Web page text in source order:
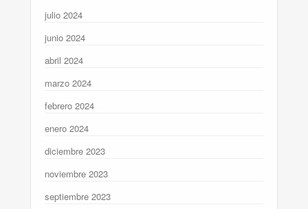
julio 2024
junio 2024
abril 2024
marzo 2024
febrero 2024
enero 2024
diciembre 2023
noviembre 2023
septiembre 2023